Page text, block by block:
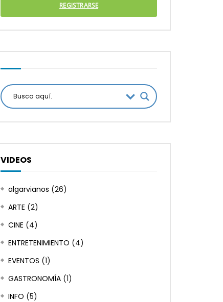
REGISTRARSE
VIDEOS
algarvianos (26)
ARTE (2)
CINE (4)
ENTRETENIMIENTO (4)
EVENTOS (1)
GASTRONOMÍA (1)
INFO (5)